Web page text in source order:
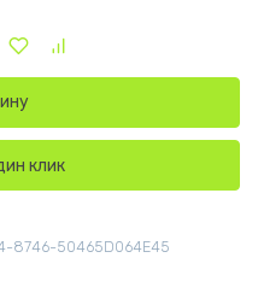
Мат гимнастический
клик
8746-50465D064E45